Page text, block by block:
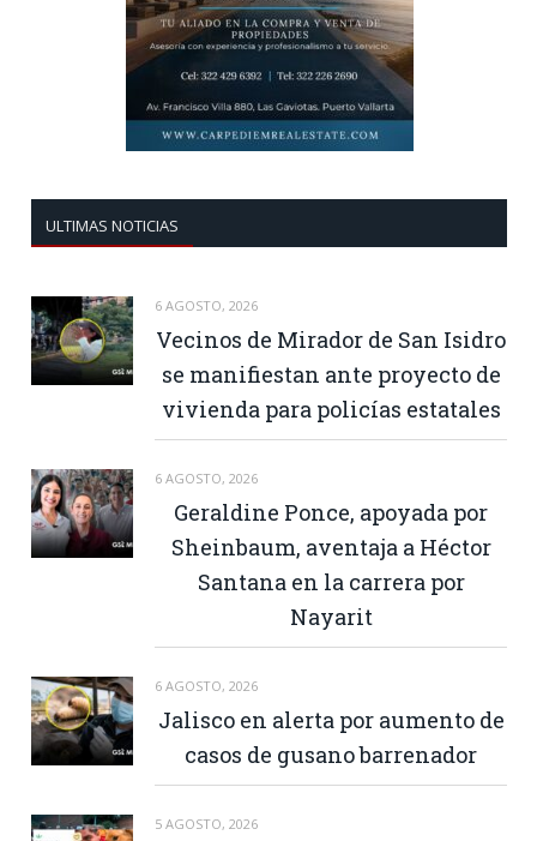
ULTIMAS NOTICIAS
6 AGOSTO, 2026
Vecinos de Mirador de San Isidro
se manifiestan ante proyecto de
vivienda para policías estatales
6 AGOSTO, 2026
Geraldine Ponce, apoyada por
Sheinbaum, aventaja a Héctor
Santana en la carrera por
Nayarit
6 AGOSTO, 2026
Jalisco en alerta por aumento de
casos de gusano barrenador
5 AGOSTO, 2026